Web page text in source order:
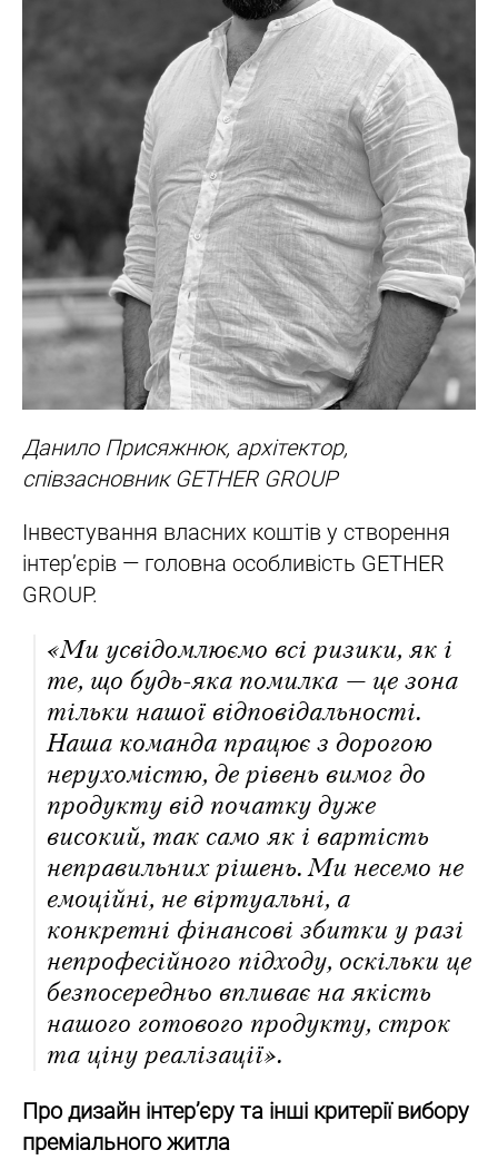
Данило Присяжнюк, архітектор,
співзасновник GETHER GROUP
Інвестування власних коштів у створення
інтер’єрів — головна особливість GETHER
GROUP.
«Ми усвідомлюємо всі ризики, як і
те, що будь-яка помилка — це зона
тільки нашої відповідальності.
Наша команда працює з дорогою
нерухомістю, де рівень вимог до
продукту від початку дуже
високий, так само як і вартість
неправильних рішень. Ми несемо не
емоційні, не віртуальні, а
конкретні фінансові збитки у разі
непрофесійного підходу, оскільки це
безпосередньо впливає на якість
нашого готового продукту, строк
та ціну реалізації».
Про дизайн інтер’єру та інші критерії вибору
преміального житла